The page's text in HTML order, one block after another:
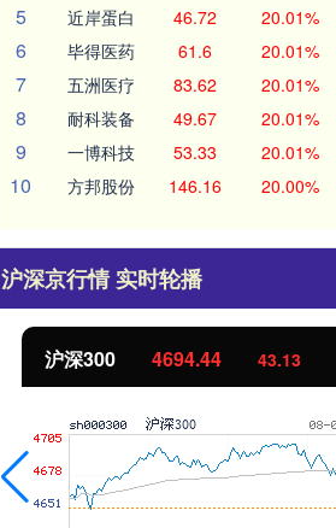
5 近岸蛋白 46.72 20.01%
6 毕得医药 61.6 20.01%
7 五洲医疗 83.62 20.01%
8 耐科装备 49.67 20.01%
9 一博科技 53.33 20.01%
10 方邦股份 146.16 20.00%
沪深京行情 实时轮播
沪深300 4694.44 43.13